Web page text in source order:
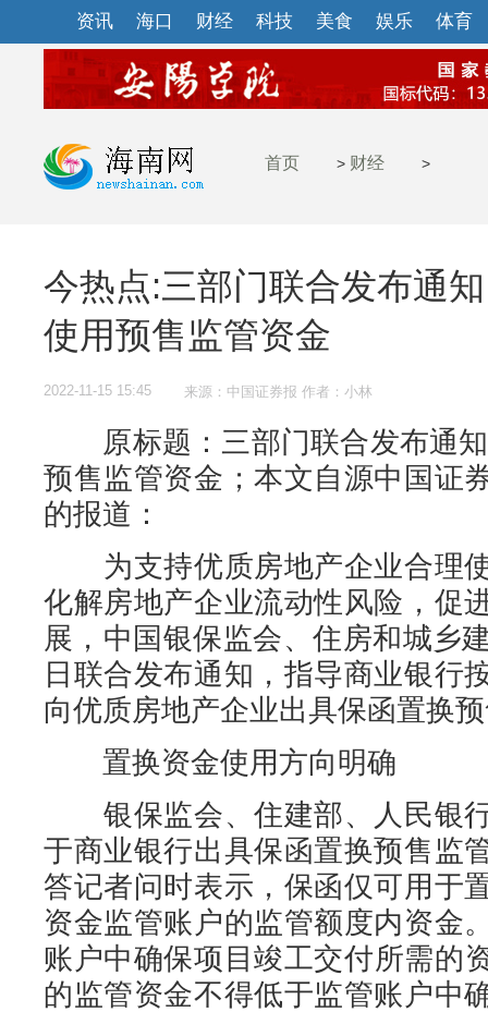
资讯 海口 财经 科技 美食 娱乐 体育
首页 > 财经 >
今热点:三部门联合发布通
使用预售监管资金
2022-11-15 15:45 来源：中国证券报 作者：小林
原标题：三部门联合发布通知
预售监管资金；本文自源中国证
的报道：
为支持优质房地产企业合理
化解房地产企业流动性风险，促
展，中国银保监会、住房和城乡
日联合发布通知，指导商业银行
向优质房地产企业出具保函置换
置换资金使用方向明确
银保监会、住建部、人民银
于商业银行出具保函置换预售监
答记者问时表示，保函仅可用于
资金监管账户的监管额度内资金
账户中确保项目竣工交付所需的
的监管资金不得低于监管账户中